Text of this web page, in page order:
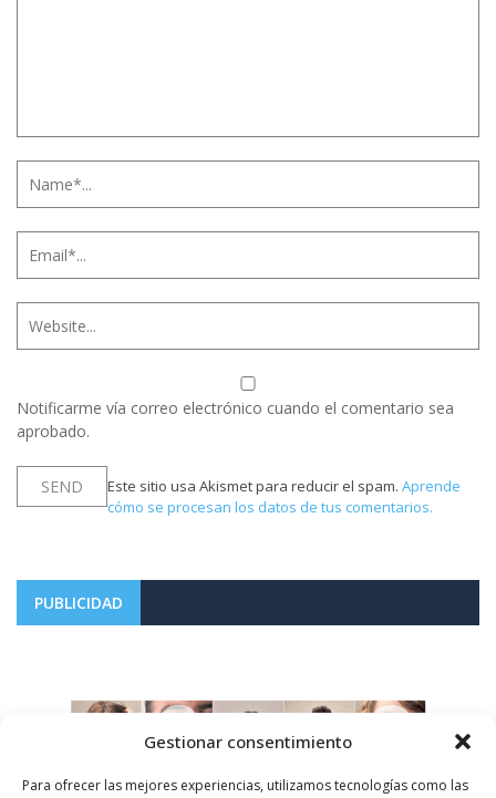
Gestionar consentimiento
Para ofrecer las mejores experiencias, utilizamos tecnologías como las
Notificarme vía correo electrónico cuando el comentario sea
aprobado.
Este sitio usa Akismet para reducir el spam. Aprende
cómo se procesan los datos de tus comentarios.
PUBLICIDAD